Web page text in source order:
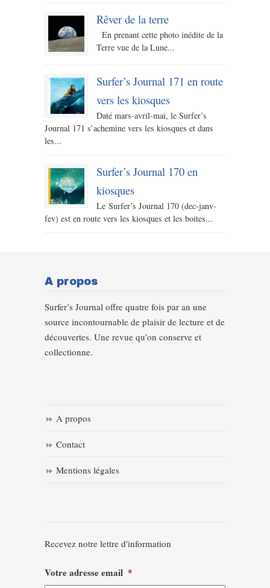
Rêver de la terre
En prenant cette photo inédite de la
Terre vue de la Lune...
Surfer’s Journal 171 en route
vers les kiosques
Daté mars-avril-mai, le Surfer’s
Journal 171 s’achemine vers les kiosques et dans
les...
Surfer’s Journal 170 en
kiosques
Le Surfer’s Journal 170 (dec-janv-
fev) est en route vers les kiosques et les boites...
A propos
Surfer’s Journal offre quatre fois par an une
source incontournable de plaisir de lecture et de
découvertes. Une revue qu’on conserve et
collectionne.
A propos
Contact
Mentions légales
Recevez notre lettre d'information
Votre adresse email *